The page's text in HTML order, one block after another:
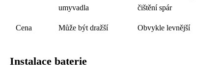
umyvadla
čištění spár
Cena Může být dražší Obvykle levnější
Instalace baterie